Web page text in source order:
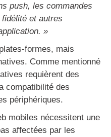
push, les commandes
et autres
»
formes, mais
Comme mentionné
requièrent des
compatibilité des
périphériques.
mobiles nécessitent une
affectées par les